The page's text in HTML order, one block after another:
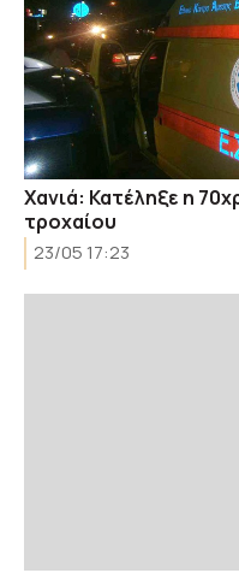
Χανιά: Κατέληξε η
τροχαίου
23/05 17:23